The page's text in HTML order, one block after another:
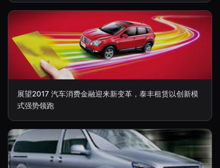
展望2017 汽车消费金融迎来新变革，泰丰租赁以创新模
式强势领跑